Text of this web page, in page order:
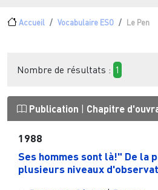
Fil d'Ariane
Accueil Vocabulaire ESO Le Pen
Nombre de résultats : 1
Publication Chapitre
1988
Ses hommes sont là!" De la
plusieurs niveaux